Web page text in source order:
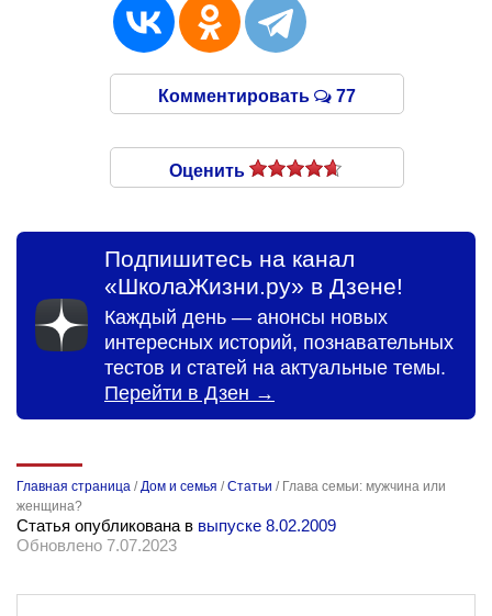
Комментировать 77
Оценить
Подпишитесь на канал
«ШколаЖизни.ру» в Дзене!
Каждый день — анонсы новых
интересных историй, познавательных
тестов и статей на актуальные темы.
Перейти в Дзен →
Главная страница /Дом и семья /Статьи / Глава семьи: мужчина или
женщина?
Статья опубликована в выпуске 8.02.2009
Обновлено 7.07.2023